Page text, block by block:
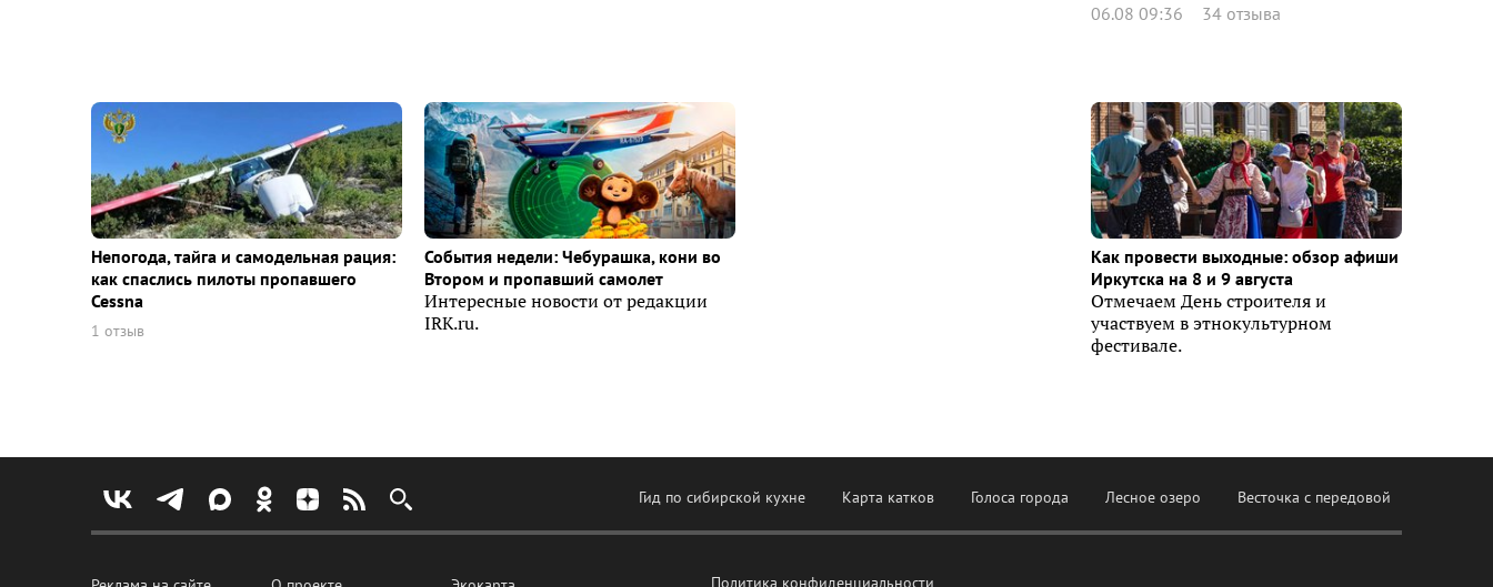
06.08 09:36 34 отзыва
Непогода, тайга и самодельная рация:
как спаслись пилоты пропавшего
Cessna
1 отзыв
События недели: Чебурашка, кони во
Втором и пропавший самолет
Интересные новости от редакции
IRK.ru.
Как провести выходные: обзор афиши
Иркутска на 8 и 9 августа
Отмечаем День строителя и
участвуем в этнокультурном
фестивале.
Гид по сибирской кухне Карта катков Голоса города Лесное озеро Весточка с передовой
Политика конфиденциальности